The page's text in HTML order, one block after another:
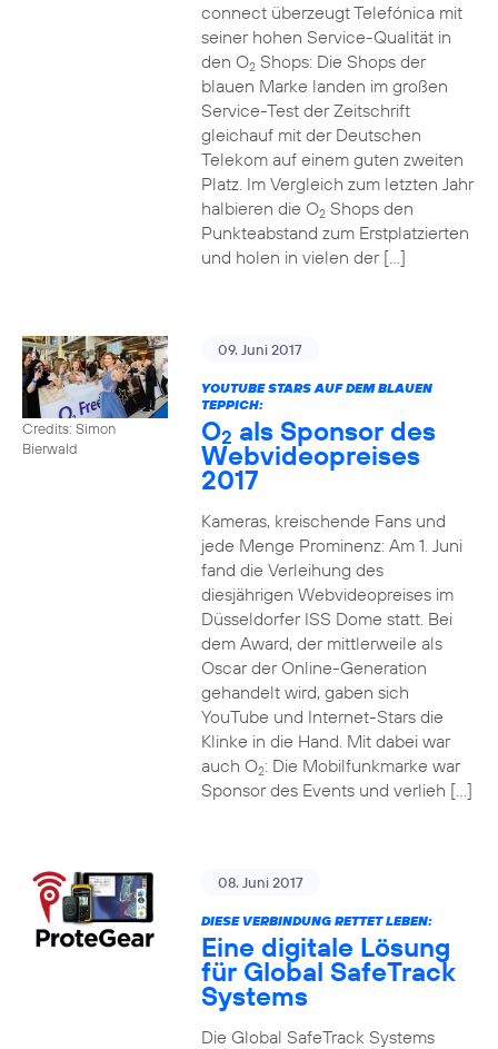
connect überzeugt Telefónica mit
seiner hohen Service-Qualität in
den O2Shops: Die Shops der
blauen Marke landen im großen
Service-Test der Zeitschrift
gleichauf mit der Deutschen
Telekom auf einem guten zweiten
Platz. Im Vergleich zum letzten Jahr
halbieren die O2Shops den
Punkteabstand zum Erstplatzierten
und holen in vielen der […]
Credits: Simon
Bierwald
09. Juni 2017
YOUTUBE STARS AUF DEM BLAUEN
TEPPICH:
O2 als Sponsor des
Webvideopreises
2017
Kameras, kreischende Fans und
jede Menge Prominenz: Am 1. Juni
fand die Verleihung des
diesjährigen Webvideopreises im
Düsseldorfer ISS Dome statt. Bei
dem Award, der mittlerweile als
Oscar der Online-Generation
gehandelt wird, gaben sich
YouTube und Internet-Stars die
Klinke in die Hand. Mit dabei war
auch O2: Die Mobilfunkmarke war
Sponsor des Events und verlieh […]
08. Juni 2017
DIESE VERBINDUNG RETTET LEBEN:
Eine digitale Lösung
für Global SafeTrack
Systems
Die Global SafeTrack Systems